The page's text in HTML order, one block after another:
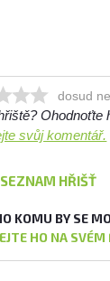
dosud
Ohodnoťte
svůj komentář.
HŘIŠŤ
KOMU BY SE
HO NA SVÉM